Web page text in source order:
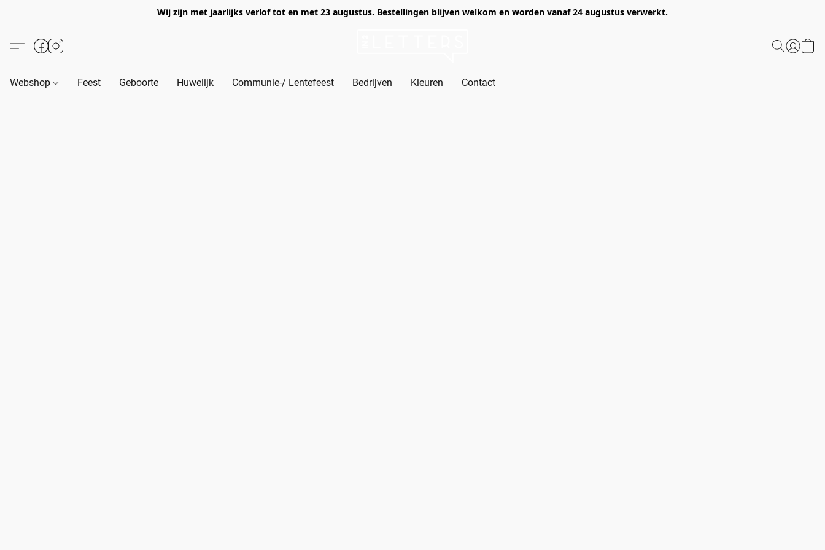
Wij zijn met jaarlijks verlof tot en met 23 augustus. Bestellingen blijven welkom en worden vanaf 24 augustus verwerkt.
Webshop Feest Geboorte Huwelijk Communie-/ Lentefeest Bedrijven Kleuren Contact